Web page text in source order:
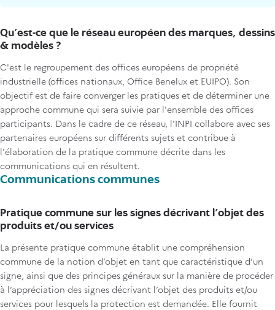
Qu’est-ce que le réseau européen des marques, dessins
& modèles ?
C'est le regroupement des offices européens de propriété
industrielle (offices nationaux, Office Benelux et EUIPO). Son
objectif est de faire converger les pratiques et de déterminer une
approche commune qui sera suivie par l'ensemble des offices
participants. Dans le cadre de ce réseau, l'INPI collabore avec ses
partenaires européens sur différents sujets et contribue à
l'élaboration de la pratique commune décrite dans les
communications qui en résultent.
Communications communes
Pratique commune sur les signes décrivant l’objet des
produits et/ou services
La présente pratique commune établit une compréhension
commune de la notion d’objet en tant que caractéristique d’un
signe, ainsi que des principes généraux sur la manière de procéder
à l’appréciation des signes décrivant l’objet des produits et/ou
services pour lesquels la protection est demandée. Elle fournit